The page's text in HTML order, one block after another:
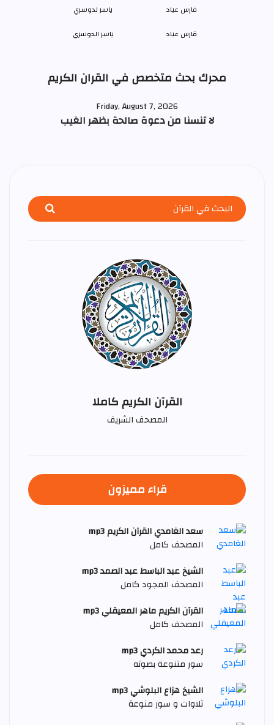
فارس عباد ياسر الدوسري
محرك بحث متخصص في القران الكريم
Friday, August 7, 2026
لا تنسنا من دعوة صالحة بظهر الغيب
القرآن الكريم كاملا
المصحف الشريف
قراء مميزون
سعد الغامدي القرآن الكريم mp3
المصحف كامل
الشيخ عبد الباسط عبد الصمد mp3
المصحف المجود كامل
القرآن الكريم ماهر المعيقلي mp3
المصحف كامل
رعد محمد الكردي mp3
سور متنوعة بصوته
الشيخ هزاع البلوشي mp3
تلاوات و سور منوعة